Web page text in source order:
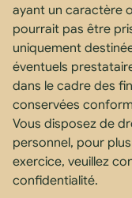
ayant un caractère
pourrait pas être
uniquement
éventuels
dans le cadre des
conservées
Vous disposez de
personnel, pour
exercice, veuillez
confidentialité.